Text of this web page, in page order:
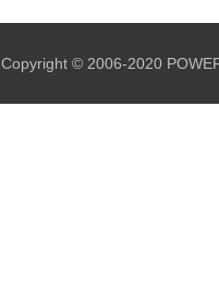
Copyright © 2006-2020